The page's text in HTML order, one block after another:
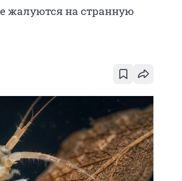
жалуются на странную